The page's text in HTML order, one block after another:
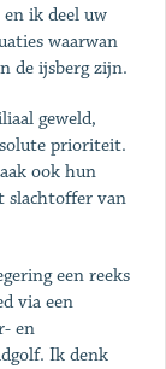
ik deel uw
waarwan
de ijsberg zijn.
geweld,
prioriteit.
ook hun
slachtoffer van
een reeks
via een
en
Ik denk